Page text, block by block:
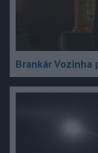
Brankár Vozinha